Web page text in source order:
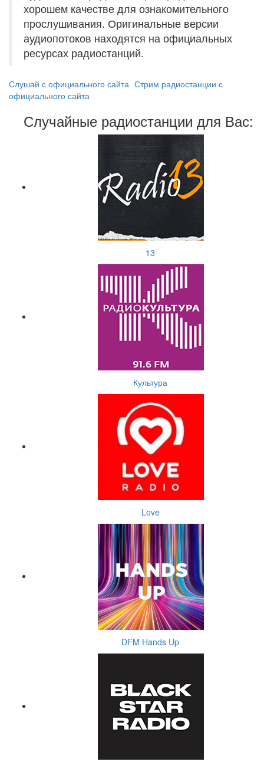
хорошем качестве для ознакомительного
прослушивания. Оригинальные версии
аудиопотоков находятся на официальных
ресурсах радиостанций.
Слушай с официального сайта Стрим радиостанции с
официального сайта
Случайные радиостанции для Вас:
13
Культура
Love
DFM Hands Up